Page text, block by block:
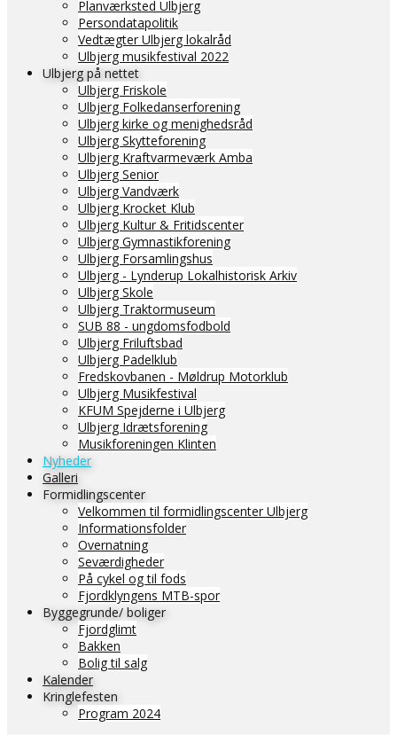
Planværksted Ulbjerg
Persondatapolitik
Vedtægter Ulbjerg lokalråd
Ulbjerg musikfestival 2022
Ulbjerg på nettet
Ulbjerg Friskole
Ulbjerg Folkedanserforening
Ulbjerg kirke og menighedsråd
Ulbjerg Skytteforening
Ulbjerg Kraftvarmeværk Amba
Ulbjerg Senior
Ulbjerg Vandværk
Ulbjerg Krocket Klub
Ulbjerg Kultur & Fritidscenter
Ulbjerg Gymnastikforening
Ulbjerg Forsamlingshus
Ulbjerg - Lynderup Lokalhistorisk Arkiv
Ulbjerg Skole
Ulbjerg Traktormuseum
SUB 88 - ungdomsfodbold
Ulbjerg Friluftsbad
Ulbjerg Padelklub
Fredskovbanen - Møldrup Motorklub
Ulbjerg Musikfestival
KFUM Spejderne i Ulbjerg
Ulbjerg Idrætsforening
Musikforeningen Klinten
Nyheder
Galleri
Formidlingscenter
Velkommen til formidlingscenter Ulbjerg
Informationsfolder
Overnatning
Seværdigheder
På cykel og til fods
Fjordklyngens MTB-spor
Byggegrunde/ boliger
Fjordglimt
Bakken
Bolig til salg
Kalender
Kringlefesten
Program 2024